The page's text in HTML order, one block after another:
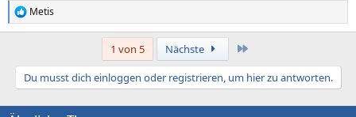
R
e
t
o
n
Metis
1 von 5 Nächste
Du musst dich einloggen oder registrieren, um hier zu antworten.